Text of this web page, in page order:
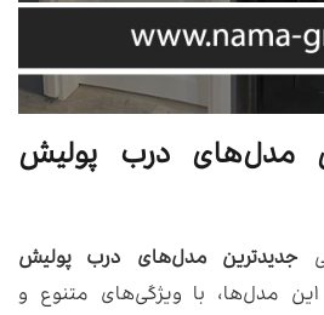
مدل‌های درب پولیش
جدیدترین مدل‌های درب پولیش
مدل‌ها، با ویژگی‌های متنوع و